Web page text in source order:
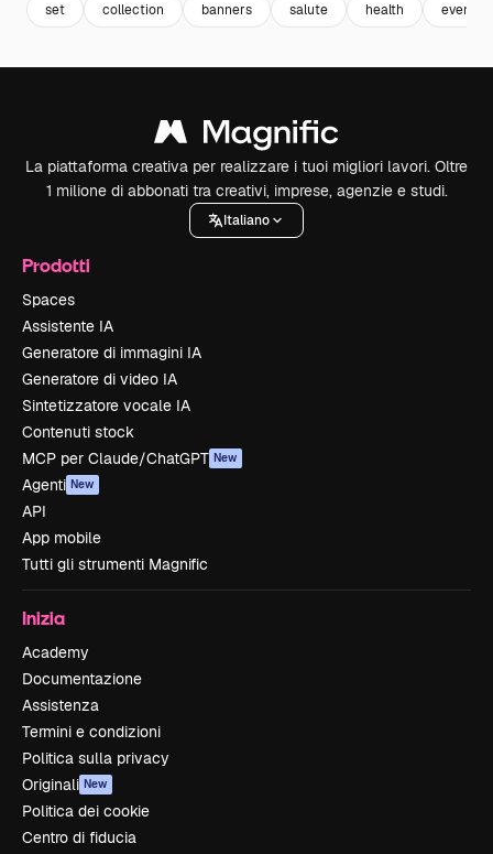
set collection banners salute health event
La piattaforma creativa per realizzare i tuoi migliori lavori. Oltre
1 milione di abbonati tra creativi, imprese, agenzie e studi.
Italiano
Prodotti
Spaces
Assistente IA
Generatore di immagini IA
Generatore di video IA
Sintetizzatore vocale IA
Contenuti stock
MCP per Claude/ChatGPT New
Agenti New
API
App mobile
Tutti gli strumenti Magnific
Inizia
Academy
Documentazione
Assistenza
Termini e condizioni
Politica sulla privacy
Originali New
Politica dei cookie
Centro di fiducia